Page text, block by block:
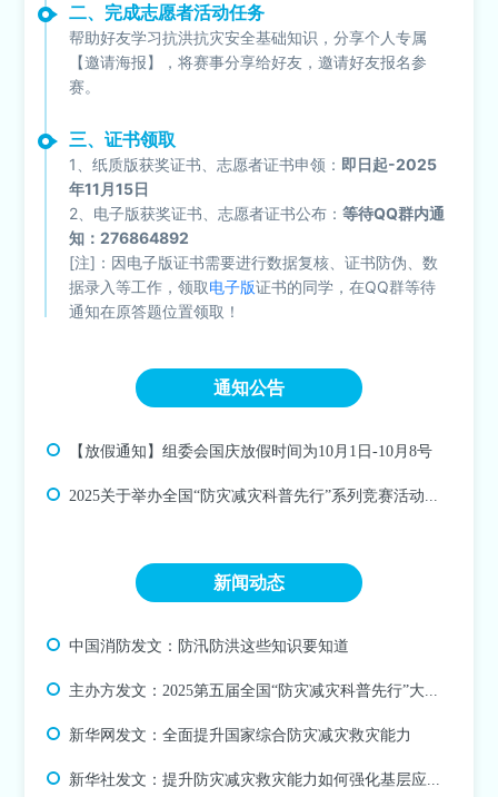
二、完成志愿者活动任务
帮助好友学习抗洪抗灾安全基础知识，分享个人专属
【邀请海报】，将赛事分享给好友，邀请好友报名参
赛。
三、证书领取
1、纸质版获奖证书、志愿者证书申领： 即日起-2025
年11月15日
2、电子版获奖证书、志愿者证书公布：等待QQ群内通
知：276864892
[注]：因电子版证书需要进行数据复核、证书防伪、数
据录入等工作，领取电子版证书的同学，在QQ群等待
通知在原答题位置领取！
通知公告
【放假通知】组委会国庆放假时间为10月1日-10月8号
2025关于举办全国“防灾减灾科普先行”系列竞赛活动的通知
新闻动态
中国消防发文：防汛防洪这些知识要知道
主办方发文：2025第五届全国“防灾减灾科普先行”大学生抗洪应对专题竞赛火热报名中...
新华网发文：全面提升国家综合防灾减灾救灾能力
新华社发文：提升防灾减灾救灾能力 如何强化基层应急基础和力量？